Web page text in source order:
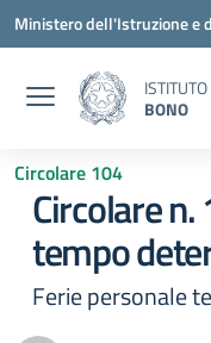
Vai ai contenuti
Vai al menu di navigazione
Vai al footer
Ministero dell'Istruzione e
BONO
Circolare 104
Circolare
tempo
Ferie personale